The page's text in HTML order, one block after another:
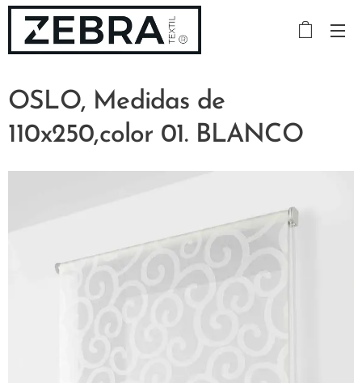
OSLO, Medidas de
110x250,color 01. BLANCO